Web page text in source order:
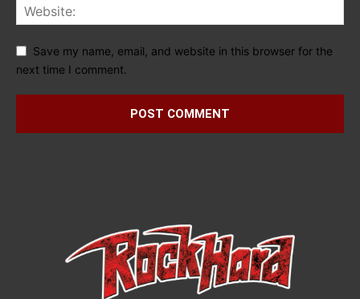
Save my name, email, and website in this browser for the
next time I comment.